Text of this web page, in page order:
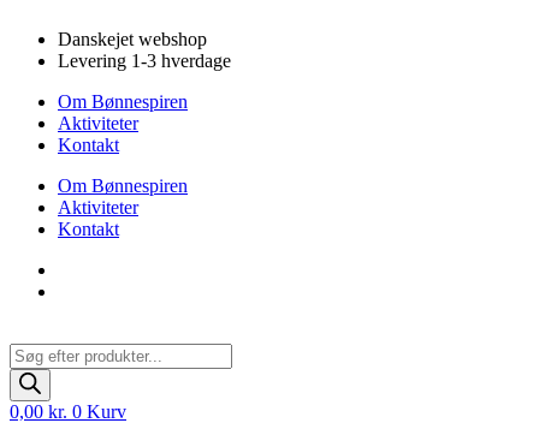
indhold
Danskejet webshop
Levering 1-3 hverdage
Om Bønnespiren
Aktiviteter
Kontakt
Om Bønnespiren
Aktiviteter
Kontakt
Products
search
0,00 kr. 0 Kurv